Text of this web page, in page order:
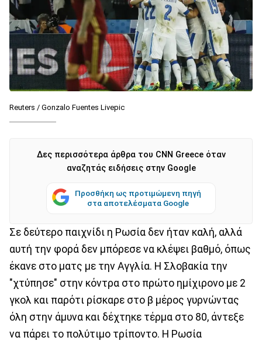
Reuters / Gonzalo Fuentes Livepic
Δες περισσότερα άρθρα του CNN Greece όταν
αναζητάς ειδήσεις στην Google
Προσθήκη ως προτιμώμενη πηγή
στα αποτελέσματα Google
Σε δεύτερο παιχνίδι η Ρωσία δεν ήταν καλή, αλλά
αυτή την φορά δεν μπόρεσε να κλέψει βαθμό, όπως
έκανε στο ματς με την Αγγλία. Η Σλοβακία την
"χτύπησε" στην κόντρα στο πρώτο ημίχιρονο με 2
γκολ και παρότι ρίσκαρε στο β μέρος γυρνώντας
όλη στην άμυνα και δέχτηκε τέρμα στο 80, άντεξε
να πάρει το πολύτιμο τρίποντο. Η Ρωσία